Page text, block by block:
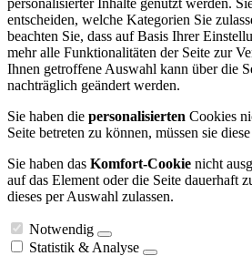
entscheiden, welche Kategorien Sie
beachten Sie, dass auf Basis Ihrer
mehr alle Funktionalitäten der Seite zur
Ihnen getroffene Auswahl kann über die
nachträglich geändert werden.
Sie haben die personalisierten Cookies
Seite betreten zu können, müssen sie
Sie haben das Komfort-Cookie nicht
auf das Element oder die Seite dauerhaft
dieses per Auswahl zulassen.
Notwendig
Statistik & Analyse